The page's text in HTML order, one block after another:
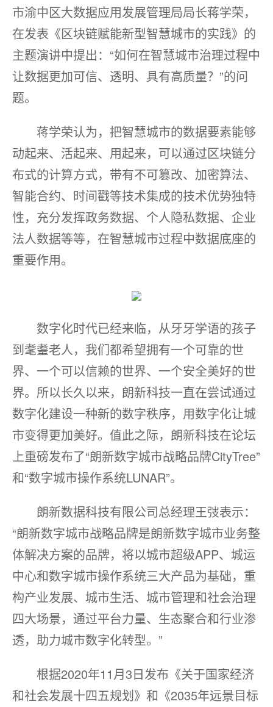
市渝中区大数据应用发展管理局局长蒋学荣，
在发表《区块链赋能新型智慧城市的实践》的
主题演讲中提出：“如何在智慧城市治理过程中
让数据更加可信、透明、具有高质量？”的问
题。
蒋学荣认为，把智慧城市的数据要素能够
动起来、活起来、用起来，可以通过区块链分
布式的计算方式，带有不可篡改、加密算法、
智能合约、时间戳等技术集成的技术优势独特
性，充分发挥政务数据、个人隐私数据、企业
法人数据等等，在智慧城市过程中数据底座的
重要作用。
数字化时代已经来临，从牙牙学语的孩子
到耄耋老人，我们都希望拥有一个可靠的世
界、一个可以信赖的世界、一个安全美好的世
界。所以长久以来，朗新科技一直在尝试通过
数字化建设一种新的数字秩序，用数字化让城
市变得更加美好。值此之际，朗新科技在论坛
上重磅发布了“朗新数字城市战略品牌CityTree”
和“数字城市操作系统LUNAR”。
朗新数据科技有限公司总经理王弢表示：
“朗新数字城市战略品牌是朗新数字城市业务整
体解决方案的品牌，将以城市超级APP、城运
中心和数字城市操作系统三大产品为基础，重
构产业发展、城市生活、城市管理和社会治理
四大场景，通过平台力量、生态聚合和行业渗
透，助力城市数字化转型。”
根据2020年11月3日发布《关于国家经济
和社会发展十四五规划》和《2035年远景目标